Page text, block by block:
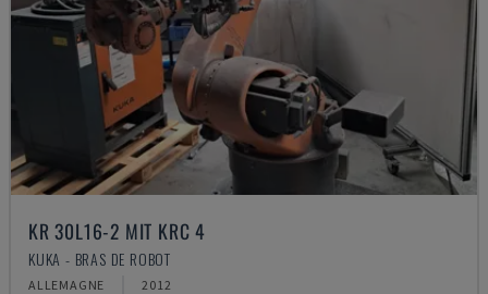
KR 30L16-2 MIT KRC 4
KUKA - BRAS DE ROBOT
ALLEMAGNE 2012